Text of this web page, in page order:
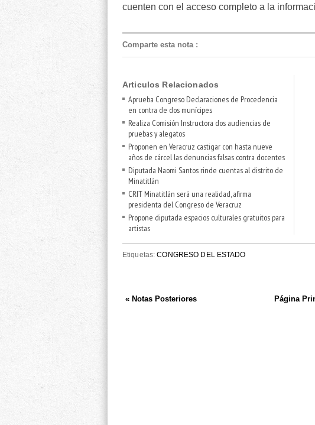
cuenten con el acceso completo a la
Comparte esta nota:
Articulos Relacionados
Aprueba Congreso Declaraciones de Procedencia
en contra de dos munícipes
Realiza Comisión Instructora dos audiencias de
pruebas y alegatos
Proponen en Veracruz castigar con hasta nueve
años de cárcel las denuncias falsas contra docentes
Diputada Naomi Santos rinde cuentas al distrito de
Minatitlán
CRIT Minatitlán será una realidad, afirma
presidenta del Congreso de Veracruz
Propone diputada espacios culturales gratuitos para
artistas
Etiquetas:CONGRESO DEL ESTADO
« Notas Posteriores Página